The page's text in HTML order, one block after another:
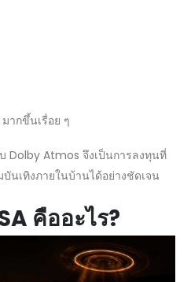
ากขึ้นเรื่อย ๆ
Dolby Atmos จึงเป็นการลงทุนที่
นเทิงภายในบ้านได้อย่างชัดเจน
คืออะไร?